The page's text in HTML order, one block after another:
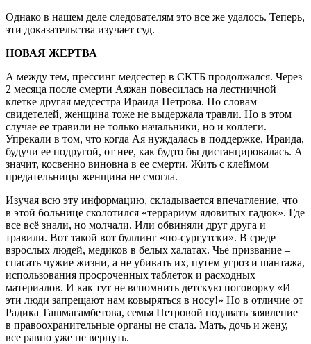
Однако в нашем деле следователям это все же удалось. Теперь,
эти доказательства изучает суд.
НОВАЯ ЖЕРТВА
А между тем, прессинг медсестер в СКТБ продолжался. Через
2 месяца после смерти Аяжан повесилась на лестничной
клетке другая медсестра Ираида Петрова. По словам
свидетелей, женщина тоже не выдержала травли. Но в этом
случае ее травили не только начальники, но и коллеги.
Упрекали в том, что когда Ая нуждалась в поддержке, Ираида,
будучи ее подругой, от нее, как будто бы дистанцировалась. А
значит, косвенно виновна в ее смерти. Жить с клеймом
предательницы женщина не смогла.
Изучая всю эту информацию, складывается впечатление, что
в этой больнице сколотился «террариум ядовитых гадюк». Где
все всё знали, но молчали. Или обвиняли друг друга и
травили. Вот такой вот буллинг «по-сургутски». В среде
взрослых людей, медиков в белых халатах. Чье призвание –
спасать чужие жизни, а не убивать их, путем угроз и шантажа,
использования просроченных таблеток и расходных
материалов. И как тут не вспомнить детскую поговорку «И
эти люди запрещают нам ковыряться в носу!» Но в отличие от
Радика Ташмагамбетова, семья Петровой подавать заявление
в правоохранительные органы не стала. Мать, дочь и жену,
все равно уже не вернуть.